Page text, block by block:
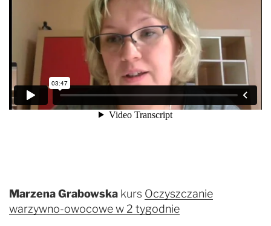
Marzena Grabowska kurs Oczyszczanie
warzywno-owocowe w 2 tygodnie